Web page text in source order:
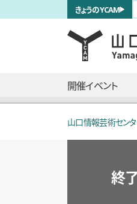
skip to main content
きょうのYCAM
言語を切り替える
メインナビゲーション
開催イベント
山口情報芸術センタ
終